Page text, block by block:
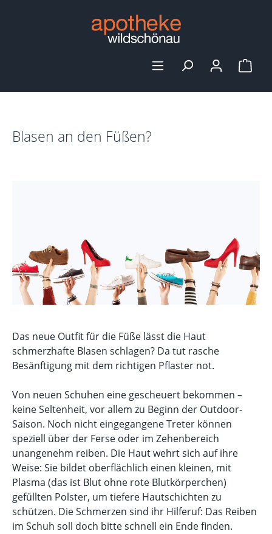
Blasen an den Füßen?
Das neue Outfit für die Füße lässt die Haut
schmerzhafte Blasen schlagen? Da tut rasche
Besänftigung mit dem richtigen Pflaster not.
Von neuen Schuhen eine gescheuert bekommen –
keine Seltenheit, vor allem zu Beginn der Outdoor-
Saison. Noch nicht eingegangene Treter können
speziell über der Ferse oder im Zehenbereich
unangenehm reiben. Die Haut wehrt sich auf ihre
Weise: Sie bildet oberflächlich einen kleinen, mit
Plasma (das ist Blut ohne rote Blutkörperchen)
gefüllten Polster, um tiefere Hautschichten zu
schützen. Die Schmerzen sind ihr Hilferuf: Das Reiben
im Schuh soll doch bitte schnell ein Ende finden.